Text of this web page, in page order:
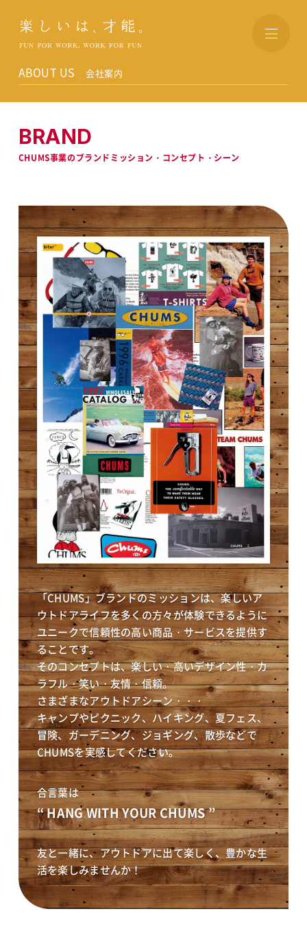
ABOUT US 会社案内
BRAND
CHUMS事業のブランドミッション・コンセプト・シーン
「CHUMS」ブランドのミッションは、楽しいア
ウトドアライフを多くの方々が体験できるように
ユニークで信頼性の高い商品・サービスを提供す
ることです。
そのコンセプトは、楽しい・高いデザイン性・カ
ラフル・笑い・友情・信頼。
さまざまなアウトドアシーン・・・
キャンプやピクニック、ハイキング、夏フェス、
冒険、ガーデニング、ジョギング、散歩などで
CHUMSを実感してください。
合言葉は
“ HANG WITH YOUR CHUMS ”
友と一緒に、アウトドアに出て楽しく、豊かな生
活を楽しみませんか！